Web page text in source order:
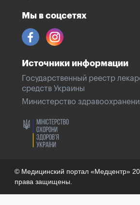
Мы в соцсетях
Источники информации
Государственный реестр
средств Украины
Министерство
© Медицинский портал «Медцентр»
права защищены.